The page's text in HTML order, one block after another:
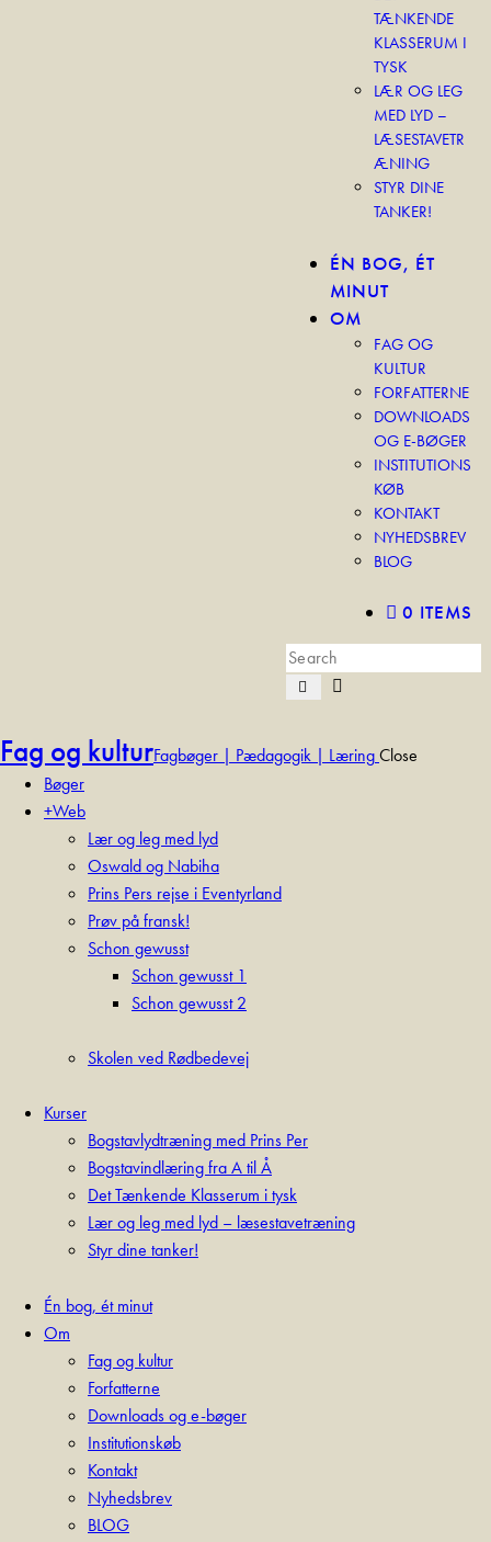
TÆNKENDE
KLASSERUM I
TYSK
LÆR OG LEG
MED LYD –
LÆSESTAVETR
ÆNING
STYR DINE
TANKER!
ÉN BOG, ÉT
MINUT
OM
FAG OG
KULTUR
FORFATTERNE
DOWNLOADS
OG E-BØGER
INSTITUTIONS
KØB
KONTAKT
NYHEDSBREV
BLOG
0 ITEMS
Fag og kulturFagbøger | Pædagogik | LæringClose
Bøger
+Web
Lær og leg med lyd
Oswald og Nabiha
Prins Pers rejse i Eventyrland
Prøv på fransk!
Schon gewusst
Schon gewusst 1
Schon gewusst 2
Skolen ved Rødbedevej
Kurser
Bogstavlydtræning med Prins Per
Bogstavindlæring fra A til Å
Det Tænkende Klasserum i tysk
Lær og leg med lyd – læsestavetræning
Styr dine tanker!
Én bog, ét minut
Om
Fag og kultur
Forfatterne
Downloads og e-bøger
Institutionskøb
Kontakt
Nyhedsbrev
BLOG